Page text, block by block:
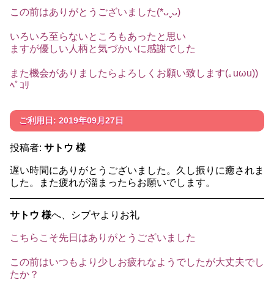
この前はありがとうございました(*ᴗˬᴗ)
いろいろ至らないところもあったと思い
ますが優しい人柄と気づかいに感謝でした
また機会がありましたらよろしくお願い致します(｡uωu))
ﾍﾟｺﾘ
ご利用日: 2019年09月27日
投稿者: サトウ 様
遅い時間にありがとうございました。久し振りに癒されま
した。また疲れが溜まったらお願いでします。
サトウ 様へ、シブヤよりお礼
こちらこそ先日はありがとうございました
この前はいつもより少しお疲れなようでしたが大丈夫でし
たか？